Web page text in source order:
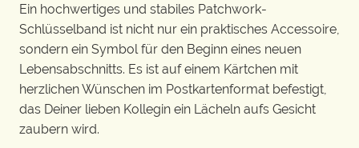
Ein hochwertiges und stabiles Patchwork-
Schlüsselband ist nicht nur ein praktisches Accessoire,
sondern ein Symbol für den Beginn eines neuen
Lebensabschnitts. Es ist auf einem Kärtchen mit
herzlichen Wünschen im Postkartenformat befestigt,
das Deiner lieben Kollegin ein Lächeln aufs Gesicht
zaubern wird.